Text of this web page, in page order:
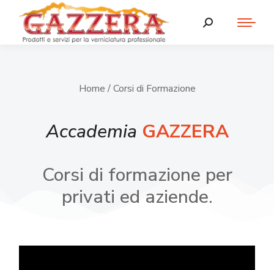
Home / Corsi di Formazione
Accademia GAZZERA
Corsi di formazione per
privati ed aziende.